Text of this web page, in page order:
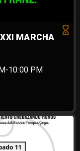
MARCHA
10:00 PM